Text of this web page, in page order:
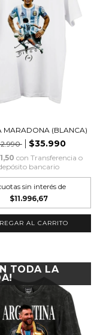
MARADONA (BLANCA)
$35.990
con Transferencia o
bancario
sin interés de
$11.996,67
AL CARRITO
TODA LA